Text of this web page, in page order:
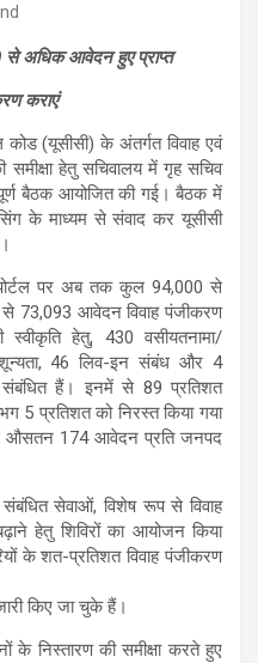
से अधिक आवेदन हुए प्राप्त
कराएं
कोड (यूसीसी) के अंतर्गत विवाह एवं
हेतु सचिवालय में गृह सचिव
बैठक आयोजित की गई। बैठक में
के माध्यम से संवाद कर यूसीसी
पर अब तक कुल 94,000 से
73,093 आवेदन विवाह पंजीकरण
हेतु, 430 वसीयतनामा/
शून्यता, 46 लिव-इन संबंध और 4
संबंधित हैं। इनमें से 89 प्रतिशत
5 प्रतिशत को निरस्त किया गया
औसतन 174 आवेदन प्रति जनपद
सेवाओं, विशेष रूप से विवाह
हेतु शिविरों का आयोजन किया
के शत-प्रतिशत विवाह पंजीकरण
किए जा चुके हैं।
के निस्तारण की समीक्षा करते हुए